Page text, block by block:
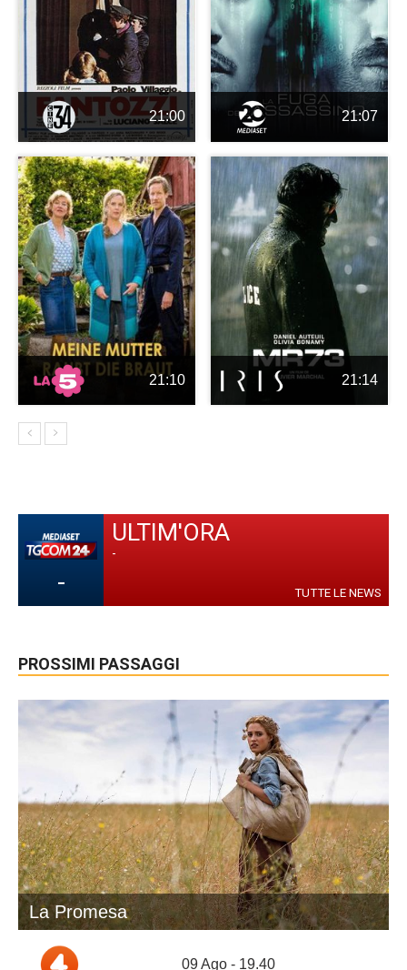
21:00 21:07
21:10 21:14
-
ULTIM'ORA
-
TUTTE LE NEWS
PROSSIMI PASSAGGI
La Promesa
09 Ago - 19.40